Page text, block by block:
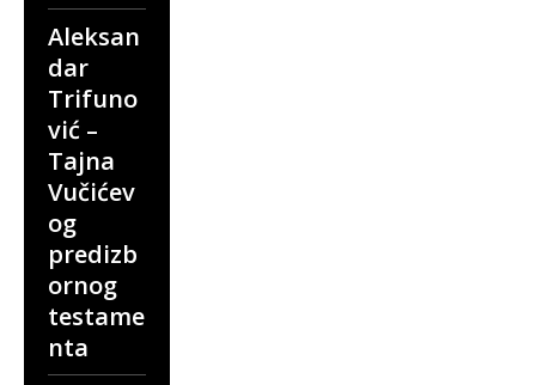
Aleksan
dar
Trifuno
vić –
Tajna
Vučićev
og
predizb
ornog
testame
nta